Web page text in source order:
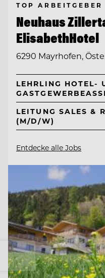
TOP ARBEITGEBER
Neuhaus
ElisabethHotel
6290 Mayrhofen,
LEHRLING HOTEL-
LEITUNG SALES &
(M/D/W)
Entdecke alle Jobs